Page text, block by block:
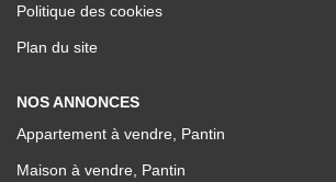
Politique des cookies
Plan du site
NOS ANNONCES
Appartement à vendre, Pantin
Maison à vendre, Pantin